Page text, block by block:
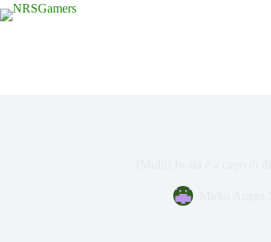
Salta
al